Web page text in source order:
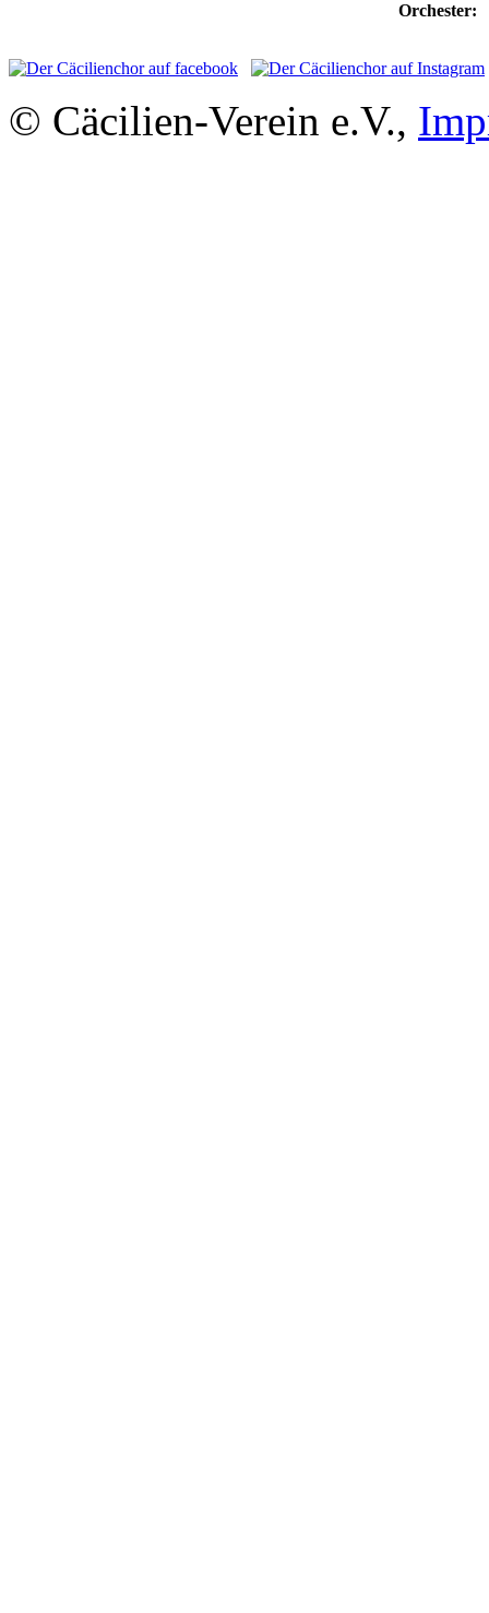
Orchester:
© Cäcilien-Verein e.V.,